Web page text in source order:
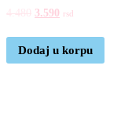
3.590 rsd
Dodaj u korpu